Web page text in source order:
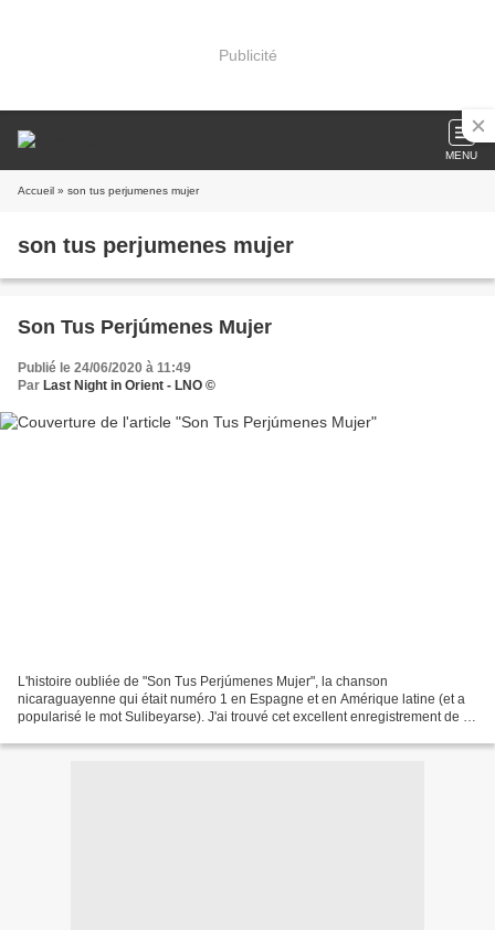
Publicité
MENU
Accueil » son tus perjumenes mujer
son tus perjumenes mujer
Son Tus Perjúmenes Mujer
Publié le 24/06/2020 à 11:49
Par Last Night in Orient - LNO ©
L'histoire oubliée de "Son Tus Perjúmenes Mujer", la chanson
nicaraguayenne qui était numéro 1 en Espagne et en Amérique latine (et a
popularisé le mot Sulibeyarse). J'ai trouvé cet excellent enregistrement de "